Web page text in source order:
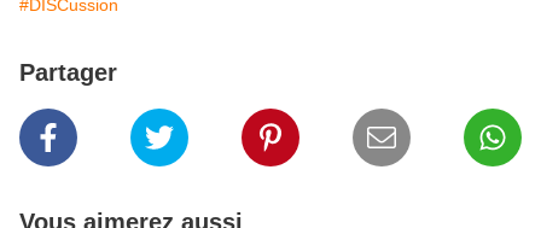
#DISCussion
Partager
Vous aimerez aussi